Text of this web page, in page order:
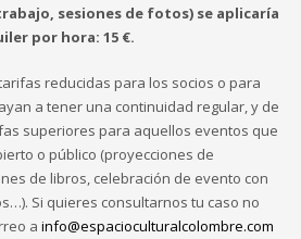
sesiones de fotos) se aplicaría
por hora: 15 €.
reducidas para los socios o para
a tener una continuidad regular, y de
superiores para aquellos eventos que
o público (proyecciones de
de libros, celebración de evento con
Si quieres consultarnos tu caso no
a info@espacioculturalcolombre.com